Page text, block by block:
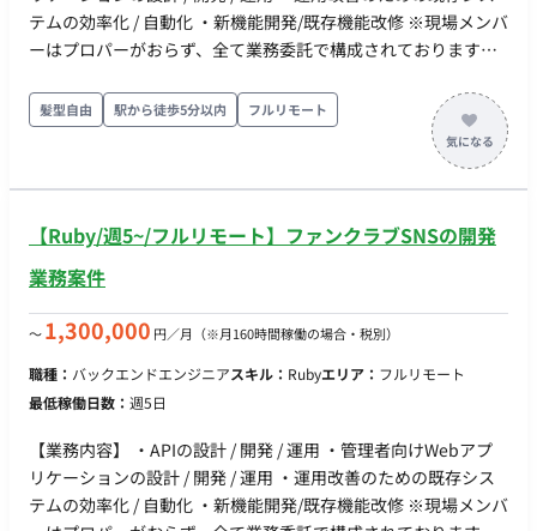
テムの効率化 / 自動化 ・新機能開発/既存機能改修 ※現場メンバ
ーはプロパーがおらず、全て業務委託で構成されております。
レームワーク: Ruby on Rails データベース: PostgreSQL / Redis
/ BigQuery インフラ基盤: AWS / GCP / Cloudflare コンテナ技
術: Docker / Amazon ECS 構成管理: Terraform CI/CD: GitHub
Actions / AWS CodeBuild 監視: Amazon CloudWatch /
フレームワーク： React(Next) ・UIライブラリ: MUI / Tailwind
CSS ・インフラ基盤: Vercel ・クラウド：AWS ・監視: BugSnag
髪型自由 駅から徒歩5分以内 フルリモート
【Ruby/週5~/フルリモート】ファンクラブSNSの開発
業務案件
〜1,300,000 円／月 （※月160時間稼働の場合・税別）
職種： バックエンドエンジニアスキル： Rubyエリア： フルリモート
最低稼働日数： 週5日
【業務内容】 ・APIの設計 / 開発 / 運用 ・管理者向けWebアプ
リケーションの設計 / 開発 / 運用 ・運用改善のための既存シス
テムの効率化 / 自動化 ・新機能開発/既存機能改修 ※現場メンバ